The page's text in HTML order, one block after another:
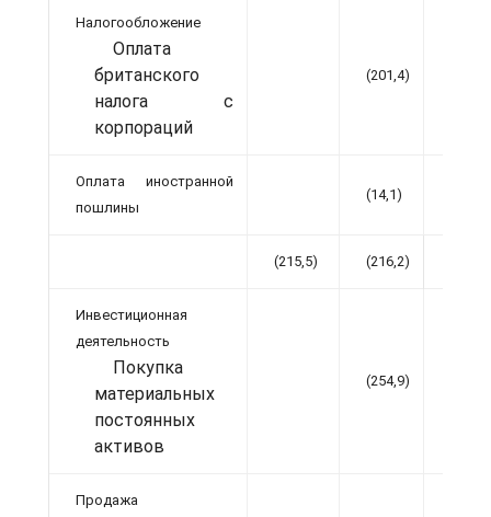
Налогообложение
Оплата
британского
налога с
корпораций
(201,4)
Оплата иностранной
пошлины
(14,1)
(215,5) (216,2)
Инвестиционная
деятельность
Покупка
материальных
постоянных
активов
(254,9)
Продажа